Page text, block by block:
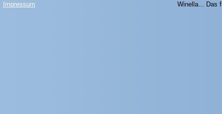
Impressum Winella... Das